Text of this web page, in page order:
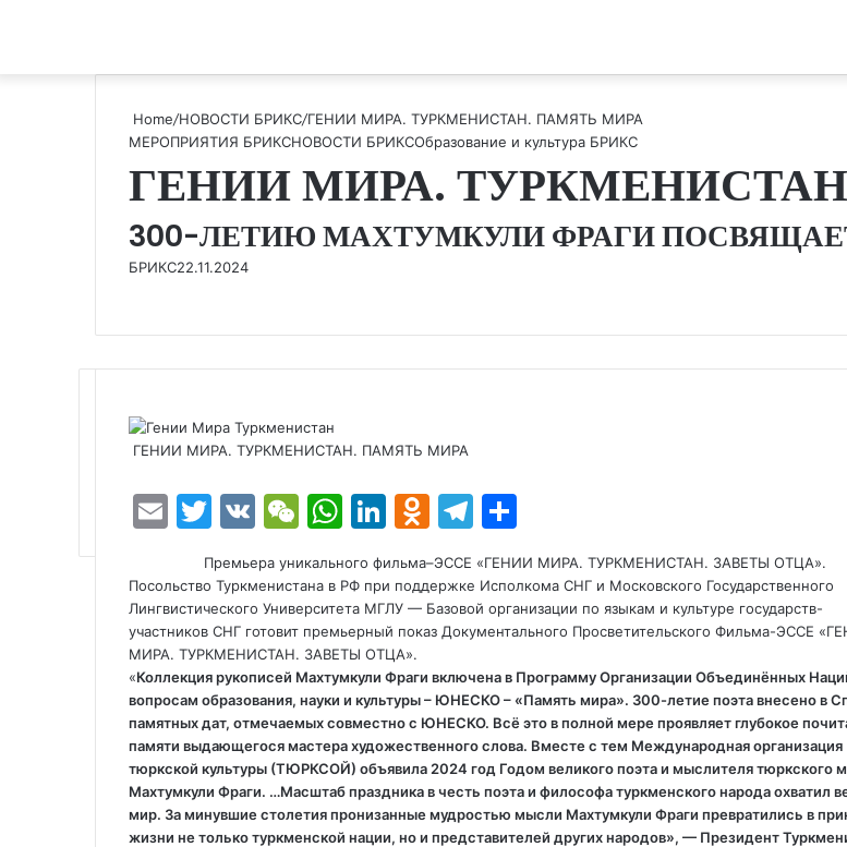
Home/НОВОСТИ БРИКС/ГЕНИИ МИРА. ТУРКМЕНИСТАН. ПАМЯТЬ МИРА
МЕРОПРИЯТИЯ БРИКСНОВОСТИ БРИКСОбразование и культура БРИКС
ГЕНИИ МИРА.
300-ЛЕТИЮ МАХТУМКУЛИ ФРАГИ
БРИКС22.11.2024
ГЕНИИ МИРА. ТУРКМЕНИСТАН. ПАМЯТЬ МИРА
E
ai
l
T
w
itt
er
V
W
C
h
at
W
at
s
A
p
p
Li
k
e
dI
n
O
d
n
o
kl
a
s
s
ni
ki
T
el
e
gr
a
m
т
п
р
а
в
и
т
ь
Премьера уникального фильма–ЭССЕ «ГЕНИИ МИРА. ТУРКМЕНИСТАН. ЗАВЕТЫ ОТЦА».
Посольство Туркменистана в РФ при поддержке Исполкома СНГ и Московского Государственного
Лингвистического Университета МГЛУ — Базовой организации по языкам и культуре государств-
участников СНГ готовит премьерный показ Документального Просветительского Фильма-ЭССЕ
МИРА. ТУРКМЕНИСТАН. ЗАВЕТЫ ОТЦА».
«Коллекция рукописей Махтумкули Фраги включена в Программу Организации Объединённых
вопросам образования, науки и культуры – ЮНЕСКО – «Память мира». 300-летие поэта внесено в
памятных дат, отмечаемых совместно с ЮНЕСКО. Всё это в полной мере проявляет глубокое
памяти выдающегося мастера художественного слова. Вместе с тем Международная организация
тюркской культуры (ТЮРКСОЙ) объявила 2024 год Годом великого поэта и мыслителя тюркского
Махтумкули Фраги. …Масштаб праздника в честь поэта и философа туркменского народа охватил
мир. За минувшие столетия пронизанные мудростью мысли Махтумкули Фраги превратились в
жизни не только туркменской нации, но и представителей других народов», — Президент